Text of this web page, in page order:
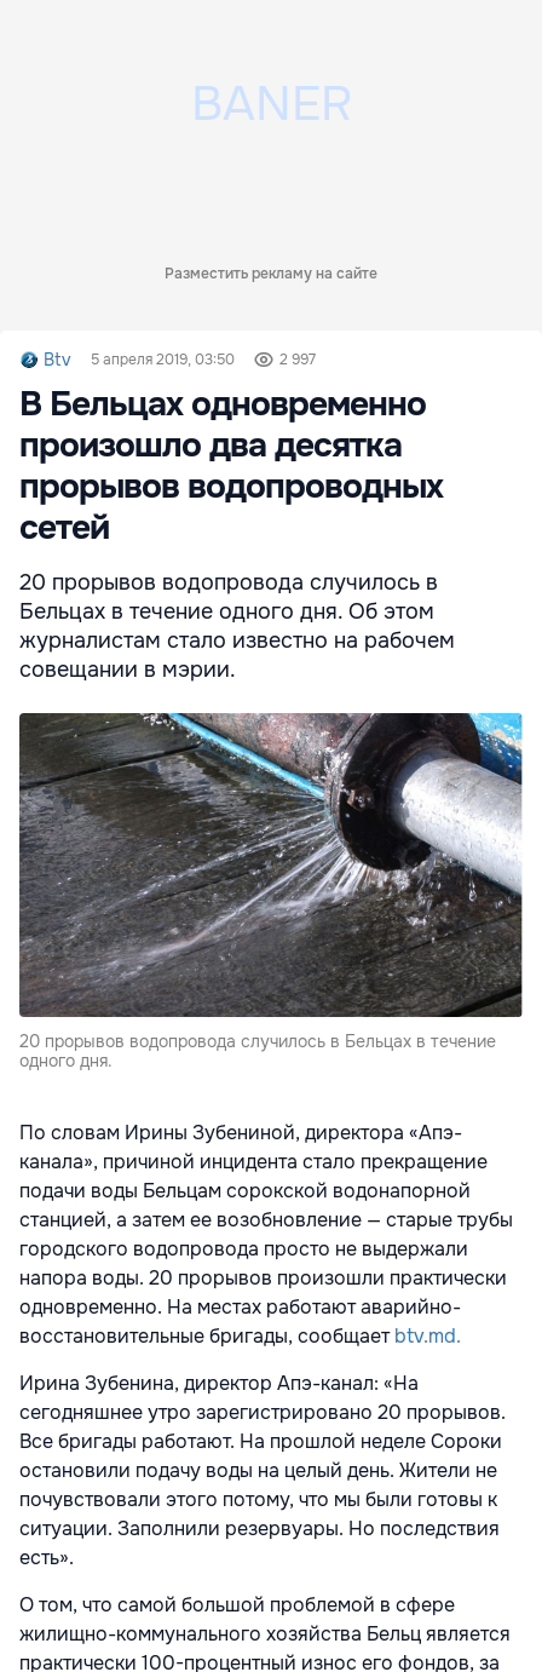
Разместить рекламу на сайте
Btv 5 апреля 2019, 03:50 2 997
В Бельцах одновременно
произошло два десятка
прорывов водопроводных
сетей
20 прорывов водопровода случилось в
Бельцах в течение одного дня. Об этом
журналистам стало известно на рабочем
совещании в мэрии.
20 прорывов водопровода случилось в Бельцах в течение
одного дня.
По словам Ирины Зубениной, директора «Апэ-
канала», причиной инцидента стало прекращение
подачи воды Бельцам сорокской водонапорной
станцией, а затем ее возобновление — старые трубы
городского водопровода просто не выдержали
напора воды. 20 прорывов произошли практически
одновременно. На местах работают аварийно-
восстановительные бригады, сообщаетbtv.md.
Ирина Зубенина, директор Апэ-канал: «На
сегодняшнее утро зарегистрировано 20 прорывов.
Все бригады работают. На прошлой неделе Сороки
остановили подачу воды на целый день. Жители не
почувствовали этого потому, что мы были готовы к
ситуации. Заполнили резервуары. Но последствия
есть».
О том, что самой большой проблемой в сфере
жилищно-коммунального хозяйства Бельц является
практически 100-процентный износ его фондов, за